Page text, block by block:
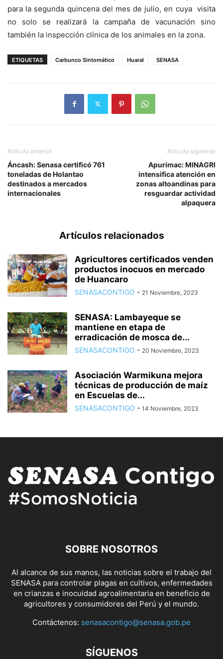
para la segunda quincena del mes de julio, en cuya visita
no solo se realizará la campaña de vacunación sino
también la inspección clínica de los animales en la zona.
ETIQUETAS Carbunco Sintomático Huaral SENASA
Artículo anterior
Áncash: Senasa certificó 761
toneladas de Holantao
destinados a mercados
internacionales
Artículo siguiente
Apurímac: MINAGRI
intensifica atención en
zonas altoandinas para
resguardar actividad
alpaquera
Artículos relacionados
Agricultores certificados venden
productos inocuos en mercado
de Huancaro
SENASACONTIGO - 21 Noviembre, 2023
SENASA: Lambayeque se
mantiene en etapa de
erradicación de mosca de...
SENASACONTIGO - 20 Noviembre, 2023
Asociación Warmikuna mejora
técnicas de producción de maíz
en Escuelas de...
SENASACONTIGO - 14 Noviembre, 2023
SOBRE NOSOTROS
Al alcance de sus manos, las noticias sobre el trabajo del
SENASA para controlar plagas en cultivos, enfermedades
en crianzas e inocuidad agroalimentaria en beneficio de
agricultores y consumidores del Perú y el mundo.
Contáctenos: senasacontigo@senasa.gob.pe
SÍGUENOS